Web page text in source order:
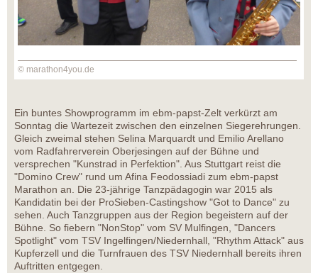
© marathon4you.de
Ein buntes Showprogramm im ebm-papst-Zelt verkürzt am
Sonntag die Wartezeit zwischen den einzelnen Siegerehrungen.
Gleich zweimal stehen Selina Marquardt und Emilio Arellano
vom Radfahrerverein Oberjesingen auf der Bühne und
versprechen "Kunstrad in Perfektion". Aus Stuttgart reist die
"Domino Crew" rund um Afina Feodossiadi zum ebm-papst
Marathon an. Die 23-jährige Tanzpädagogin war 2015 als
Kandidatin bei der ProSieben-Castingshow "Got to Dance" zu
sehen. Auch Tanzgruppen aus der Region begeistern auf der
Bühne. So fiebern "NonStop" vom SV Mulfingen, "Dancers
Spotlight" vom TSV Ingelfingen/Niedernhall, "Rhythm Attack" aus
Kupferzell und die Turnfrauen des TSV Niedernhall bereits ihren
Auftritten entgegen.